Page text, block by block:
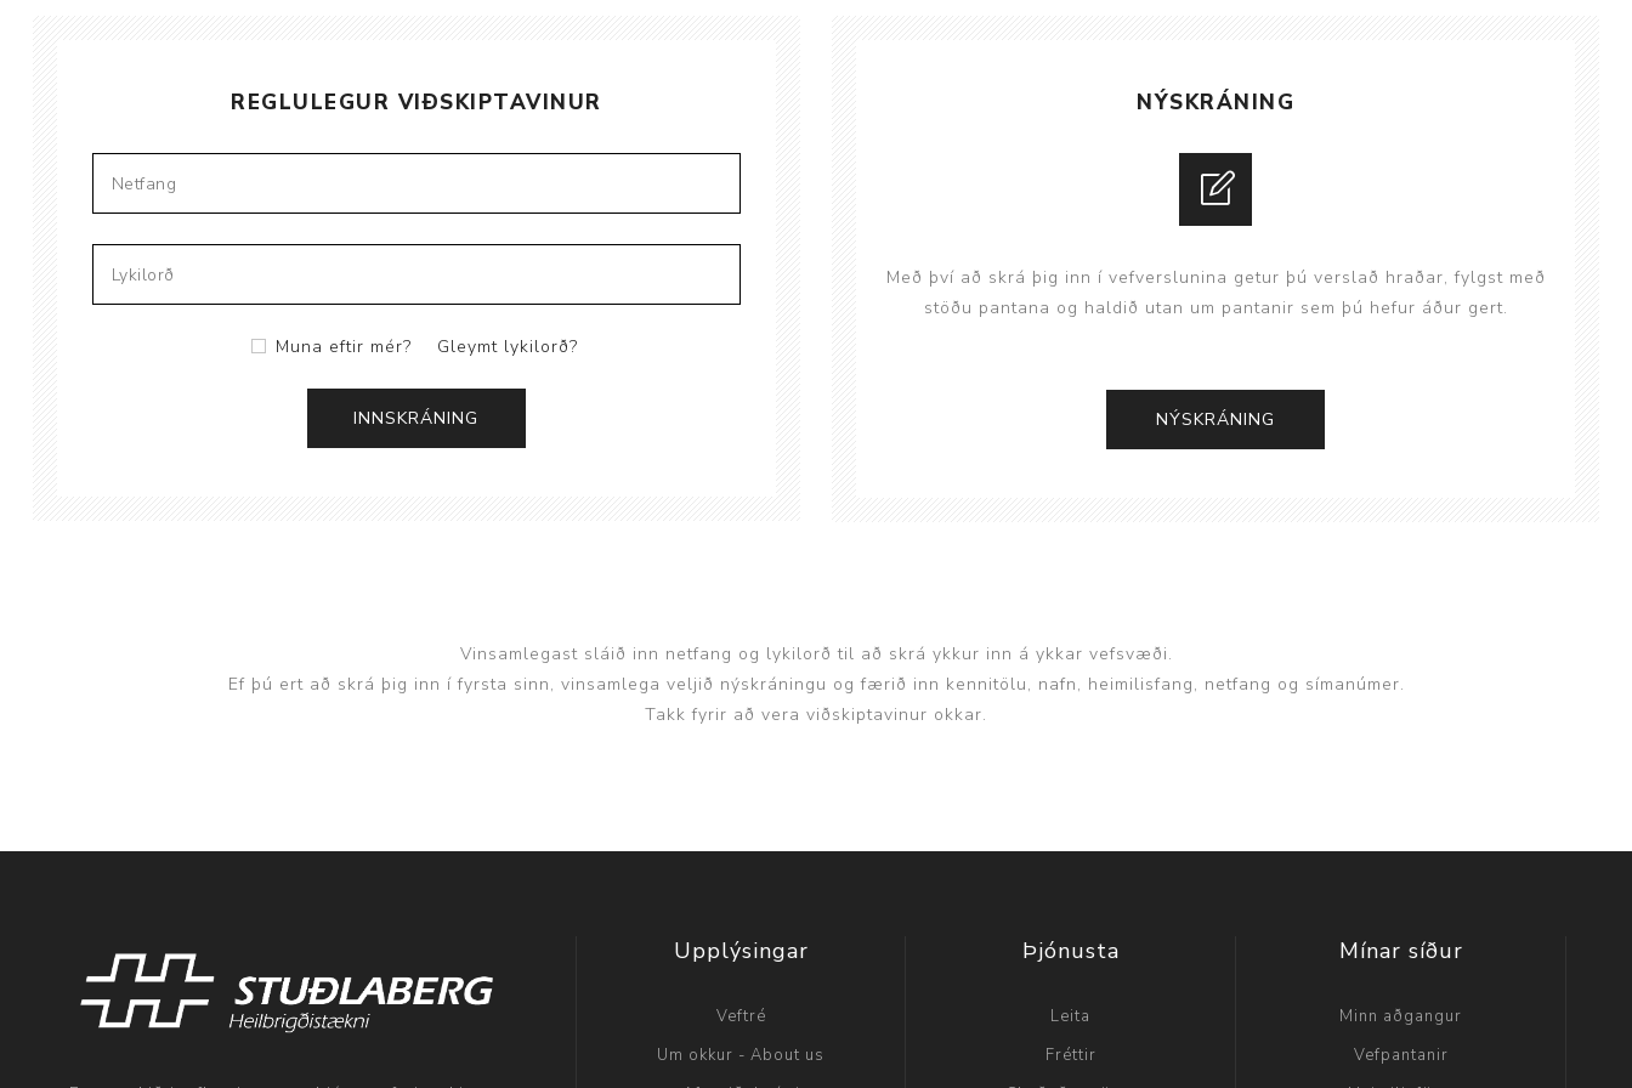
Brjóstaaðgerðir
Aukabúnaður
Innréttingar, vagnar og
borð
Rekstrarvörur
Skoðunar- og
Þrýstingsvafningar
REGLULEGUR VIÐSKIPTAVINUR
Muna eftir mér? Gleymt lykilorð?
NÝSKRÁNING
Með því að skrá þig inn í vefverslunina getur þú verslað hraðar, fylgst með
stöðu pantana og haldið utan um pantanir sem þú hefur áður gert.
Vinsamlegast sláið inn netfang og lykilorð til að skrá ykkur inn á ykkar vefsvæði.
Ef þú ert að skrá þig inn í fyrsta sinn, vinsamlega veljið nýskráningu og færið inn kennitölu, nafn, heimilisfang, netfang og símanúmer.
Takk fyrir að vera viðskiptavinur okkar.
Upplýsingar
Veftré
Um okkur - About us
Þjónusta
Leita
Fréttir
Mínar síður
Minn aðgangur
Vefpantanir